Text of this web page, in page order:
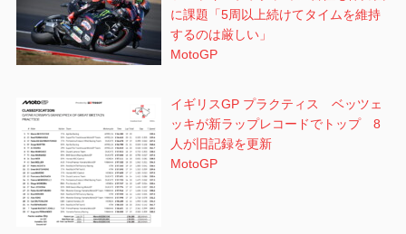
に課題「5周以上続けてタイムを維持
するのは厳しい」
MotoGP
イギリスGP プラクティス ベッツェ
ッキが新ラップレコードでトップ 8
人が旧記録を更新
MotoGP